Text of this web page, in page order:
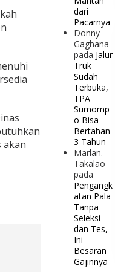
akan
dari
Pacarnya
Donny
Gaghana
pada Jalur
Truk
Sudah
Terbuka,
TPA
Sumomp
o Bisa
Bertahan
3 Tahun
Marlan.
Takalao
pada
Pengangk
atan Pala
Tanpa
Seleksi
dan Tes,
Ini
Besaran
Gajinnya